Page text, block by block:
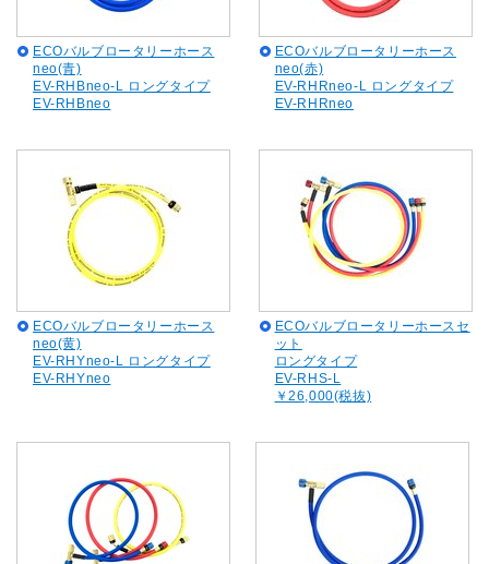
ECOバルブロータリーホース
neo(青)
EV-RHBneo-L ロングタイプ
EV-RHBneo
ECOバルブロータリーホース
neo(赤)
EV-RHRneo-L ロングタイプ
EV-RHRneo
ECOバルブロータリーホース
neo(黄)
EV-RHYneo-L ロングタイプ
EV-RHYneo
ECOバルブロータリーホースセ
ット
ロングタイプ
EV-RHS-L
￥26,000(税抜)